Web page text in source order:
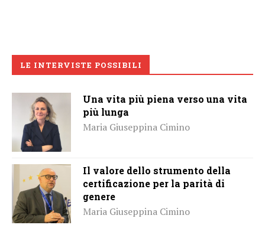
LE INTERVISTE POSSIBILI
Una vita più piena verso una vita
più lunga
Maria Giuseppina Cimino
Il valore dello strumento della
certificazione per la parità di
genere
Maria Giuseppina Cimino